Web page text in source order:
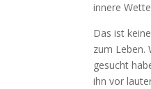
innere
Das ist
zum Leben.
gesucht
ihn vor